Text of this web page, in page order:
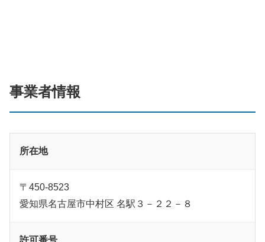
事業者情報
所在地
〒450-8523
愛知県名古屋市中村区 名駅３－２２－８
許可番号